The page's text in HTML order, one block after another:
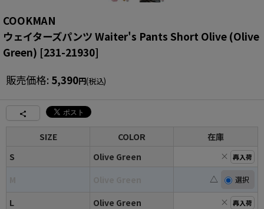
COOKMAN
ウェイターズパンツ Waiter's Pants Short Olive (Olive
Green) [231-21930]
販売価格: 5,390円(税込)
SIZE COLOR
在庫
S
Olive Green × 再入荷
△
L
Olive Green × 再入荷